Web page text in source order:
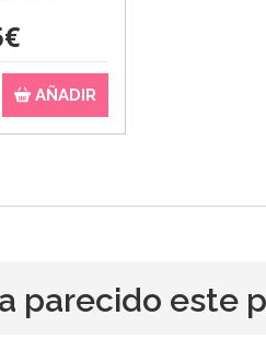
AÑADIR
parecido este